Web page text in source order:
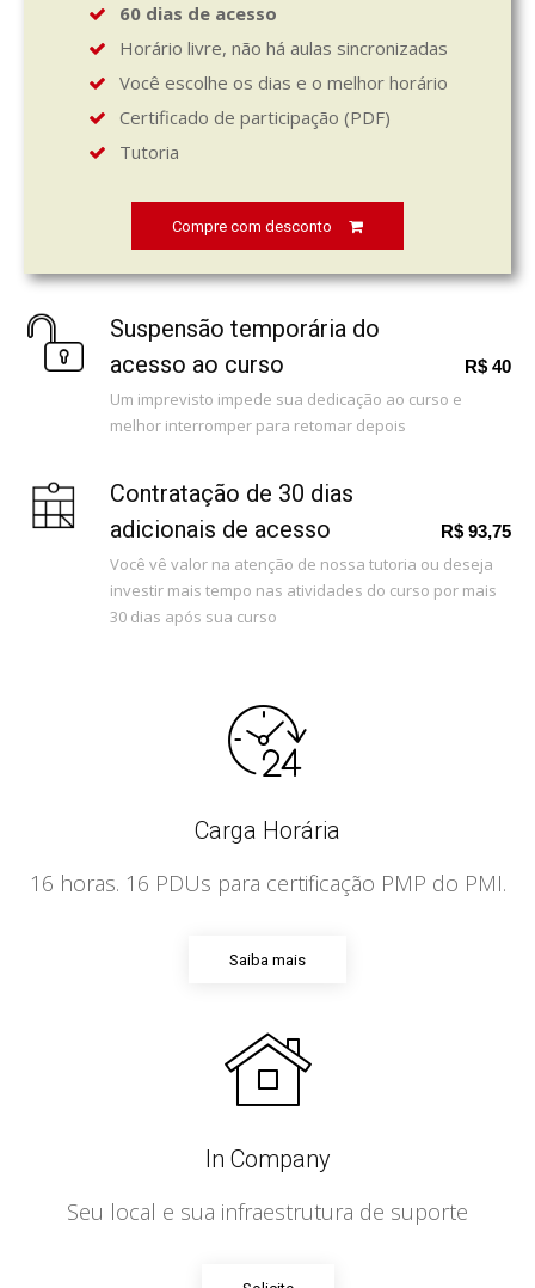
60 dias de acesso
Horário livre, não há aulas sincronizadas
Você escolhe os dias e o melhor horário
Certificado de participação (PDF)
Tutoria
Compre com desconto
Suspensão temporária do
acesso ao curso
R$ 40
Um imprevisto impede sua dedicação ao curso e
melhor interromper para retomar depois
Contratação de 30 dias
adicionais de acesso
R$ 93,75
Você vê valor na atenção de nossa tutoria ou deseja
investir mais tempo nas atividades do curso por mais
30 dias após sua curso
Carga Horária
16 horas. 16 PDUs para certificação PMP do PMI.
Saiba mais
In Company
Seu local e sua infraestrutura de suporte